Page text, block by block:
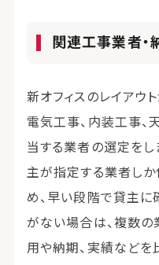
関連工事業者
新オフィスのレイアウ
電気工事、内装工事、
当する業者の選定をし
主が指定する業者し
め、早い段階で貸主に
がない場合は、複数の
用や納期、実績などを